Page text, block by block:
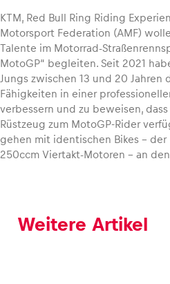
KTM, Red Bull Ring Riding
Motorsport Federation (AMF)
Talente im Motorrad-
MotoGP“ begleiten. Seit 2021
Jungs zwischen 13 und 20 Jahren
Fähigkeiten in einer
verbessern und zu beweisen,
Rüstzeug zum MotoGP-Rider
gehen mit identischen Bikes – der
250ccm Viertakt-Motoren – an
Weitere Artikel